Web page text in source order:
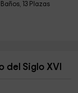
Baños, 13 Plazas
del Siglo XVI